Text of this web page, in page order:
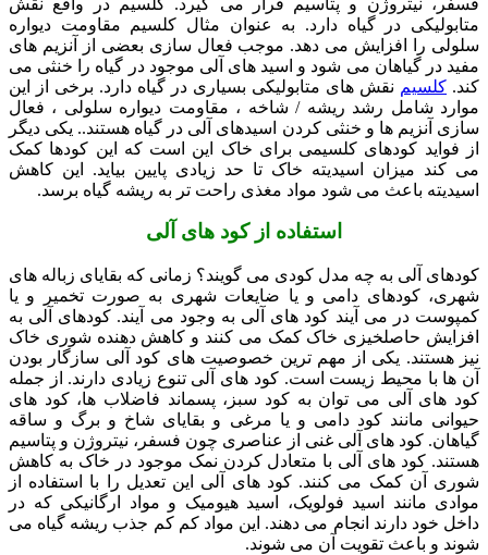
متابولیکی در گیاه دارد. به عنوان مثال کلسیم مقاومت دیواره
سلولی را افزایش می دهد. موجب فعال سازی بعضی از آنزیم های
مفید در گیاهان می شود و اسید های آلی موجود در گیاه را خنثی می
کند. کلسیم نقش های متابولیکی بسیاری در گیاه دارد. برخی از این
موارد شامل رشد ریشه / شاخه ، مقاومت دیواره سلولی ، فعال
سازی آنزیم ها و خنثی کردن اسیدهای آلی در گیاه هستند.. یکی دیگر
از فواید کودهای کلسیمی برای خاک این است که این کودها کمک
می کند میزان اسیدیته خاک تا حد زیادی پایین بیاید. این کاهش
اسیدیته باعث می شود مواد مغذی راحت تر به ریشه گیاه برسد.
استفاده از کود های آلی
کودهای آلی به چه مدل کودی می گویند؟ زمانی که بقایای زباله های
شهری، کودهای دامی و یا ضایعات شهری به صورت تخمیر و یا
کمپوست در می آیند کود های آلی به وجود می آیند. کودهای آلی به
افزایش حاصلخیزی خاک کمک می کنند و کاهش دهنده شوری خاک
نیز هستند. یکی از مهم ترین خصوصیت های کود آلی سازگار بودن
آن ها با محیط زیست است. کود های آلی تنوع زیادی دارند. از جمله
کود های آلی می توان به کود سبز، پسماند فاضلاب ها، کود های
حیوانی مانند کود دامی و یا مرغی و بقایای شاخ و برگ و ساقه
گیاهان. کود های آلی غنی از عناصری چون فسفر، نیتروژن و پتاسیم
هستند. کود های آلی با متعادل کردن نمک موجود در خاک به کاهش
شوری آن کمک می کنند. کود های آلی این تعدیل را با استفاده از
موادی مانند اسید فولویک، اسید هیومیک و مواد ارگانیکی که در
داخل خود دارند انجام می دهند. این مواد کم کم جذب ریشه گیاه می
شوند و باعث تقویت آن می شوند.